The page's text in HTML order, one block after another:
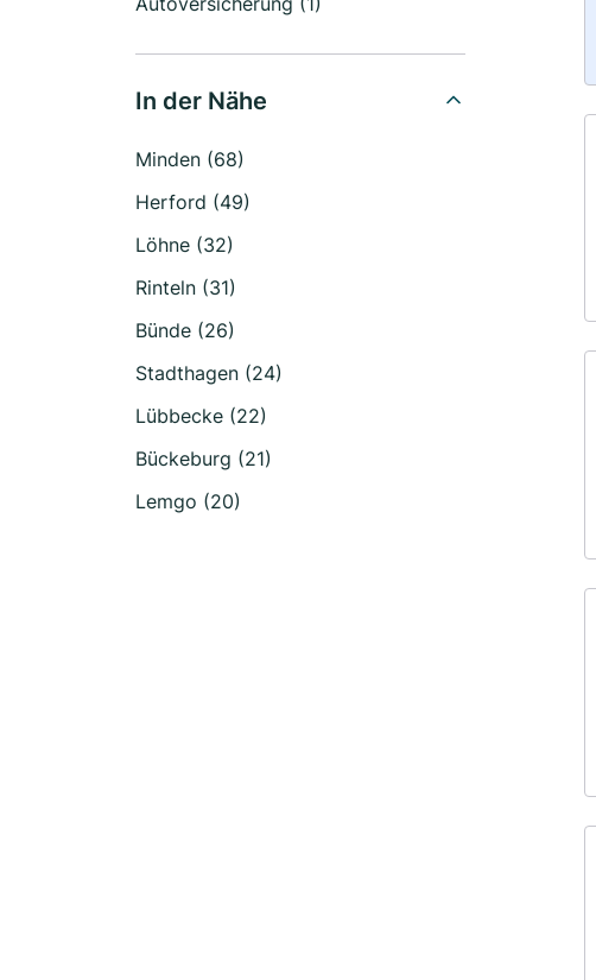
In der Nähe
Minden (68)
Herford (49)
Löhne (32)
Rinteln (31)
Bünde (26)
Stadthagen (24)
Lübbecke (22)
Bückeburg (21)
Lemgo (20)